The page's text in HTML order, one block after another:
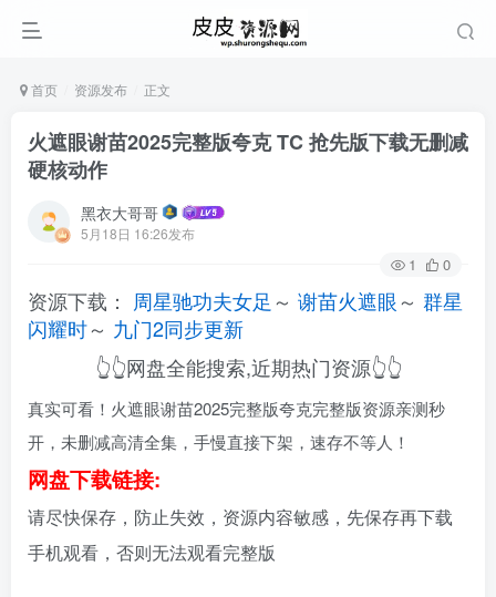
首页 资源发布 正文
火遮眼谢苗2025完整版夸克 TC 抢先版下载无删减
硬核动作
黑衣大哥哥
5月18日 16:26发布
1 0
资源下载： 周星驰功夫女足 ～ 谢苗火遮眼～ 群星
闪耀时～ 九门2同步更新
👆👆网盘全能搜索,近期热门资源👆👆
真实可看！火遮眼谢苗2025完整版夸克完整版资源亲测秒
开，未删减高清全集，手慢直接下架，速存不等人！
网盘下载链接:
请尽快保存，防止失效，资源内容敏感，先保存再下载
手机观看，否则无法观看完整版